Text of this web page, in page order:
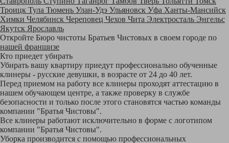
Троицк Тула Тюмень Улан-Удэ Ульяновск Уфа Ханты-Мансийск
Химки Челябинск Череповец Чехов Чита Электросталь Энгельс
Якутск Ярославль
Откройте Бюро чистоты Братьев Чистовых в своем городе по
нашей франшизе
Кто приедет убирать
Убирать вашу квартиру приедут профессионально обученные
клинеры - русские девушки, в возрасте от 24 до 40 лет.
Перед приемом на работу все клинеры проходят аттестацию в
нашем обучающем центре, а также проверку в службе
безопасности и только после этого становятся частью команды
компании "Братья Чистовы".
Все клинеры работают исключительно в форме с логотипом
компании "Братья Чистовы".
Уборка производится с помощью профессиональных